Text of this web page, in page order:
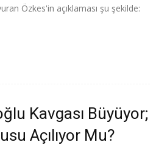
Özkes'in açıklaması şu şekilde:
Kavgası Büyüyor;
Açılıyor Mu?